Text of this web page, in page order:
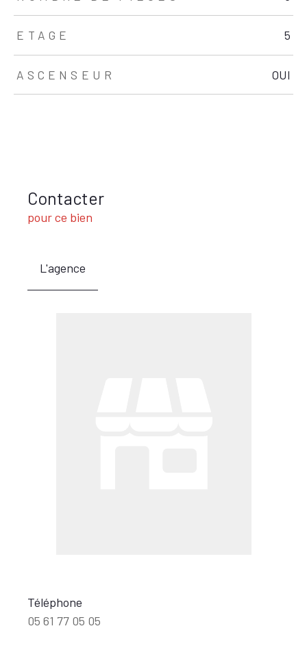
ETAGE 5
ASCENSEUR OUI
Contacter
pour ce bien
L'agence
Téléphone
05 61 77 05 05